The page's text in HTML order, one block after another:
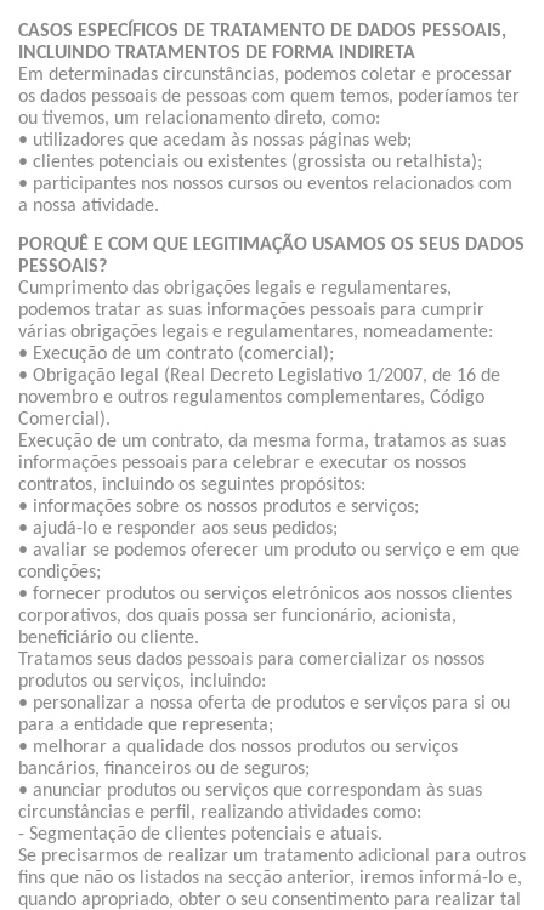
CASOS ESPECÍFICOS DE TRATAMENTO DE DADOS PESSOAIS,
INCLUINDO TRATAMENTOS DE FORMA INDIRETA
Em determinadas circunstâncias, podemos coletar e processar
os dados pessoais de pessoas com quem temos, poderíamos ter
ou tivemos, um relacionamento direto, como:
• utilizadores que acedam às nossas páginas web;
• clientes potenciais ou existentes (grossista ou retalhista);
• participantes nos nossos cursos ou eventos relacionados com
a nossa atividade.
PORQUÊ E COM QUE LEGITIMAÇÃO USAMOS OS SEUS DADOS
PESSOAIS?
Cumprimento das obrigações legais e regulamentares,
podemos tratar as suas informações pessoais para cumprir
várias obrigações legais e regulamentares, nomeadamente:
• Execução de um contrato (comercial);
• Obrigação legal (Real Decreto Legislativo 1/2007, de 16 de
novembro e outros regulamentos complementares, Código
Comercial).
Execução de um contrato, da mesma forma, tratamos as suas
informações pessoais para celebrar e executar os nossos
contratos, incluindo os seguintes propósitos:
• informações sobre os nossos produtos e serviços;
• ajudá-lo e responder aos seus pedidos;
• avaliar se podemos oferecer um produto ou serviço e em que
condições;
• fornecer produtos ou serviços eletrónicos aos nossos clientes
corporativos, dos quais possa ser funcionário, acionista,
beneficiário ou cliente.
Tratamos seus dados pessoais para comercializar os nossos
produtos ou serviços, incluindo:
• personalizar a nossa oferta de produtos e serviços para si ou
para a entidade que representa;
• melhorar a qualidade dos nossos produtos ou serviços
bancários, financeiros ou de seguros;
• anunciar produtos ou serviços que correspondam às suas
circunstâncias e perfil, realizando atividades como:
- Segmentação de clientes potenciais e atuais.
Se precisarmos de realizar um tratamento adicional para outros
fins que não os listados na secção anterior, iremos informá-lo e,
quando apropriado, obter o seu consentimento para realizar tal